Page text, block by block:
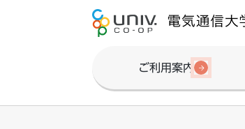
ご利用案内